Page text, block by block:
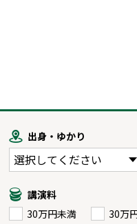
出身・ゆかり
講演料
30万円未満
30万